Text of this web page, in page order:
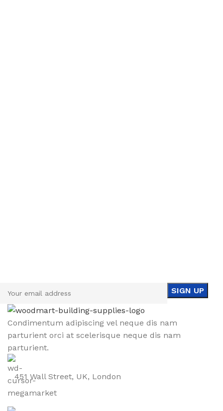
Condimentum adipiscing vel neque dis nam
parturient orci at scelerisque neque dis nam
parturient.
451 Wall Street, UK, London